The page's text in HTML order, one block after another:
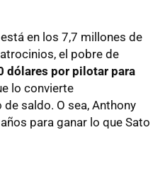
en los 7,7 millones de
el pobre de
dólares por pilotar para
lo convierte
saldo. O sea, Anthony
para ganar lo que Sato